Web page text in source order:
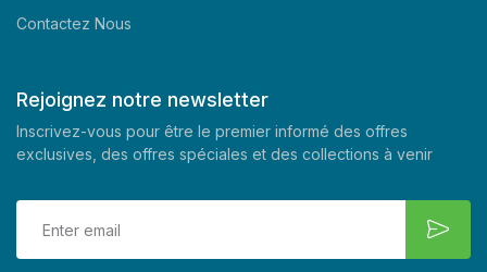
Contactez Nous
Rejoignez notre newsletter
Inscrivez-vous pour être le premier informé des offres
exclusives, des offres spéciales et des collections à venir